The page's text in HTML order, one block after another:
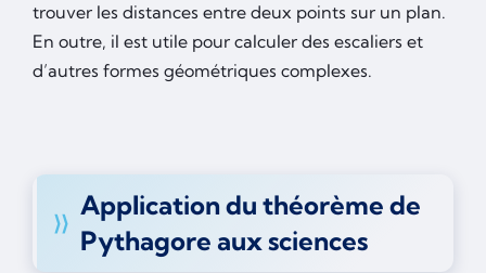
trouver les distances entre deux points sur un plan.
En outre, il est utile pour calculer des escaliers et
d’autres formes géométriques complexes.
Application du théorème de
Pythagore aux sciences